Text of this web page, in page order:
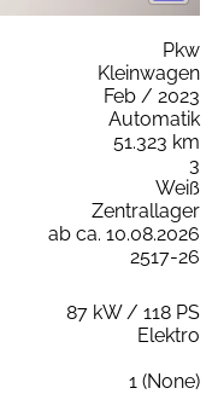
Pkw
Kleinwagen
Feb / 2023
Automatik
51.323 km
3
Weiß
Zentrallager
ab ca. 10.08.2026
2517-26
87 kW / 118 PS
Elektro
1 (None)